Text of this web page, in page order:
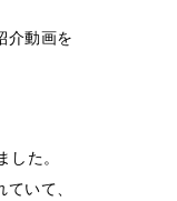
介動画を
た。
いて、